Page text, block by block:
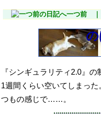
一つ前 ｜
『シンギュラリティ2.0』
1週間くらい空いてしまっ
つもの感じで……。